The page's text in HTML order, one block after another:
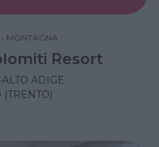
• MONTAGNA
Resort
ADIGE